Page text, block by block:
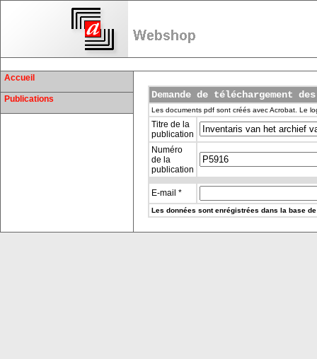
Accueil
Publications Demande de téléchargement
Les documents pdf sont créés avec Acrobat. Le
Titre de la
publication
Numéro
de la
publication
E-mail *
Les données sont enrégistrées dans la base